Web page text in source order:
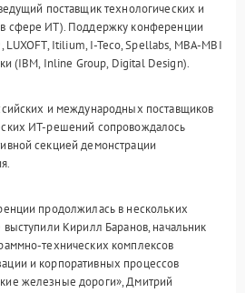
поставщик технологических и
сфере ИТ). Поддержку конференции
Itilium, I-Teco, Spellabs, MBA-MBI
(IBM, Inline Group, Digital Design).
и международных поставщиков
ИТ-решений сопровождалось
секцией демонстрации
продолжилась в нескольких
Кирилл Баранов, начальник
технических комплексов
и корпоративных процессов
железные дороги», Дмитрий